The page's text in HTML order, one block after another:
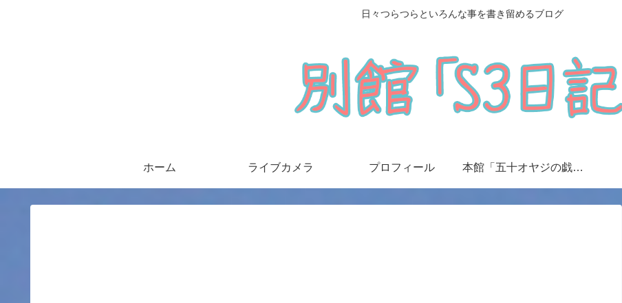
日々つらつらといろんな事を書き留めるブログ
ホーム ライブカメラ プロフィール 本館「五十オヤジの戯言日記」